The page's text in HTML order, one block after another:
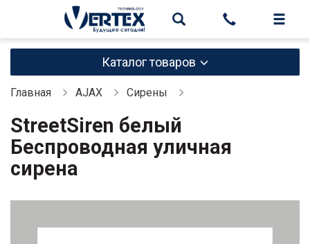
Каталог товаров
Главная AJAX Сирены
StreetSiren белый
Беспроводная уличная
сирена